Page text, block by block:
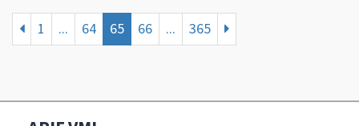
1 ... 64 65 66 ... 365